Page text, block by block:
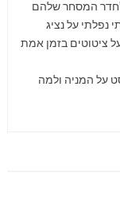
המסחר שלהם
נפלתי על נציג
ציטוטים בזמן אמת
על המניה ולמה